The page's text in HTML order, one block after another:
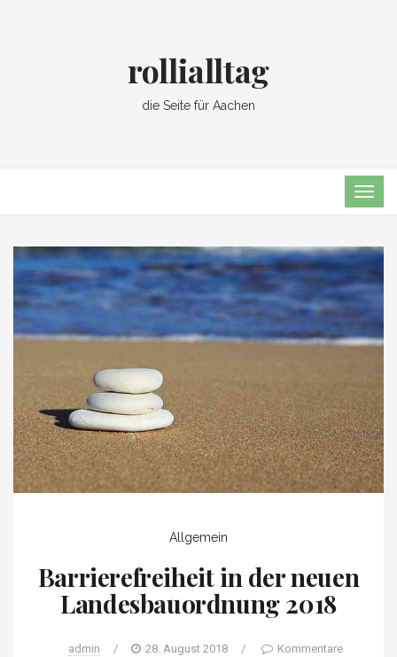
rollialltag
die Seite für Aachen
Allgemein
Barrierefreiheit in der neuen
Landesbauordnung 2018
admin / 28. August 2018 /
Kommentare